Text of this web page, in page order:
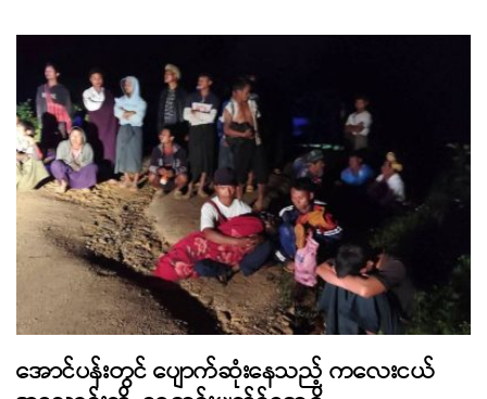
အောင်ပန်းတွင် ပျောက်ဆုံးနေသည့် ကလေးငယ်